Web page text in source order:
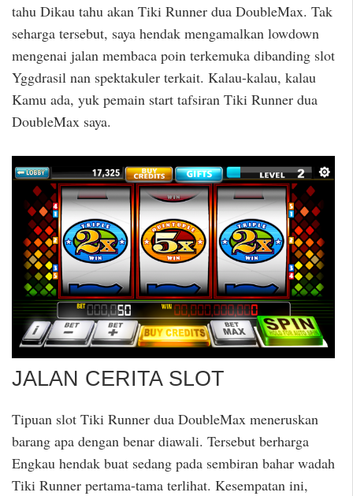
tahu Dikau tahu akan Tiki Runner dua DoubleMax. Tak
seharga tersebut, saya hendak mengamalkan lowdown
mengenai jalan membaca poin terkemuka dibanding slot
Yggdrasil nan spektakuler terkait. Kalau-kalau, kalau
Kamu ada, yuk pemain start tafsiran Tiki Runner dua
DoubleMax saya.
JALAN CERITA SLOT
Tipuan slot Tiki Runner dua DoubleMax meneruskan
barang apa dengan benar diawali. Tersebut berharga
Engkau hendak buat sedang pada sembiran bahar wadah
Tiki Runner pertama-tama terlihat. Kesempatan ini,